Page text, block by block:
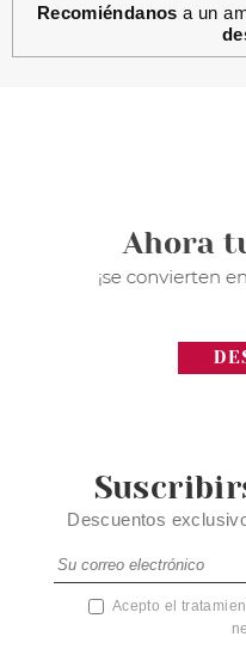
Recomiéndanos a un
Descuentos
Acepto el